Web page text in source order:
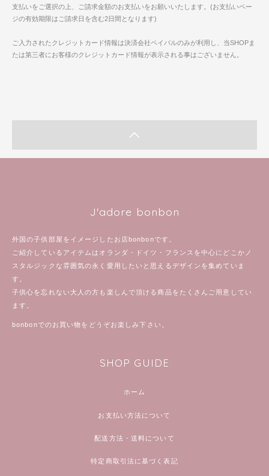
支払いをご選択の上、ご請求金額のお支払いをお願いいたします。(お支払いペー
ジの有効期限はご請求日を含む2日間となります)
ご入力されたクレジットカード情報は決済会社ペイパルのみが利用し、当SHOPま
たは第三者にお客様のクレジットカード情報が表示される事はございません。
J'adore bonbon
外国の子供部屋をイメージしたお店bonbonです。
ご紹介しているアイテムはオランダ・ドイツ・フランスを中心にどこかノ
スタルジックな雰囲気の永く愛用したいと思えるデザインを集めていま
す。
子供心を忘れない大人の方も楽しんで頂ける商品をたくさんご用意してい
ます。
bonbonでのお買い物をどうぞお楽しみ下さい。
SHOP GUIDE
ホーム
お支払い方法について
配送方法・送料について
特定商取引法に基づく表記